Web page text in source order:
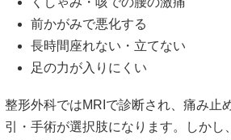
前かがみで悪化する
長時間座れない・立てない
足の力が入りにくい
整形外科ではMRIで診断され、痛み止
引・手術が選択肢になります。しかし、